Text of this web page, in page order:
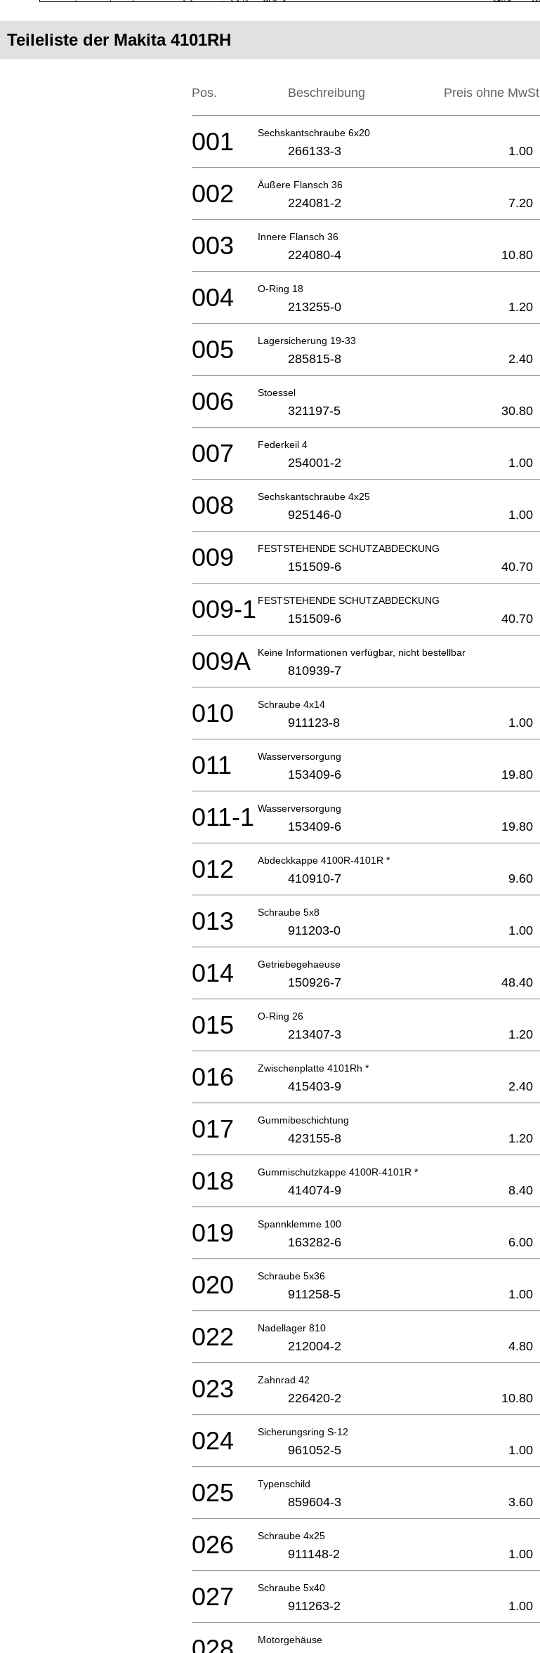
Teileliste der Makita 4101RH
Pos. Beschreibung Preis ohne MwSt
Sechskantschraube 6x20
001 266133-3 1.00
Äußere Flansch 36
002 224081-2 7.20
Innere Flansch 36
003 224080-4 10.80
O-Ring 18
004 213255-0 1.20
Lagersicherung 19-33
005 285815-8 2.40
Stoessel
006 321197-5 30.80
Federkeil 4
007 254001-2 1.00
Sechskantschraube 4x25
008 925146-0 1.00
FESTSTEHENDE SCHUTZABDECKUNG
009 151509-6 40.70
FESTSTEHENDE SCHUTZABDECKUNG
009-1 151509-6 40.70
Keine Informationen verfügbar, nicht bestellbar
009A 810939-7
Schraube 4x14
010 911123-8 1.00
Wasserversorgung
011 153409-6 19.80
Wasserversorgung
011-1 153409-6 19.80
Abdeckkappe 4100R-4101R *
012 410910-7 9.60
Schraube 5x8
013 911203-0 1.00
Getriebegehaeuse
014 150926-7 48.40
O-Ring 26
015 213407-3 1.20
Zwischenplatte 4101Rh *
016 415403-9 2.40
Gummibeschichtung
017 423155-8 1.20
Gummischutzkappe 4100R-4101R *
018 414074-9 8.40
Spannklemme 100
019 163282-6 6.00
Schraube 5x36
020 911258-5 1.00
Nadellager 810
022 212004-2 4.80
Zahnrad 42
023 226420-2 10.80
Sicherungsring S-12
024 961052-5 1.00
Typenschild
025 859604-3 3.60
Schraube 4x25
026 911148-2 1.00
Schraube 5x40
027 911263-2 1.00
Motorgehäuse